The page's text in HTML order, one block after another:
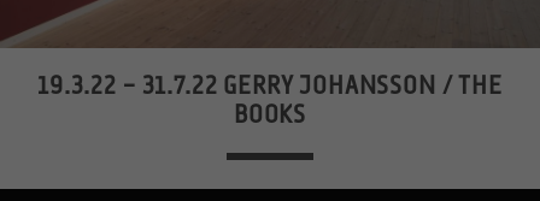
19.3.22 – 31.7.22 GERRY JOHANSSON / THE
BOOKS